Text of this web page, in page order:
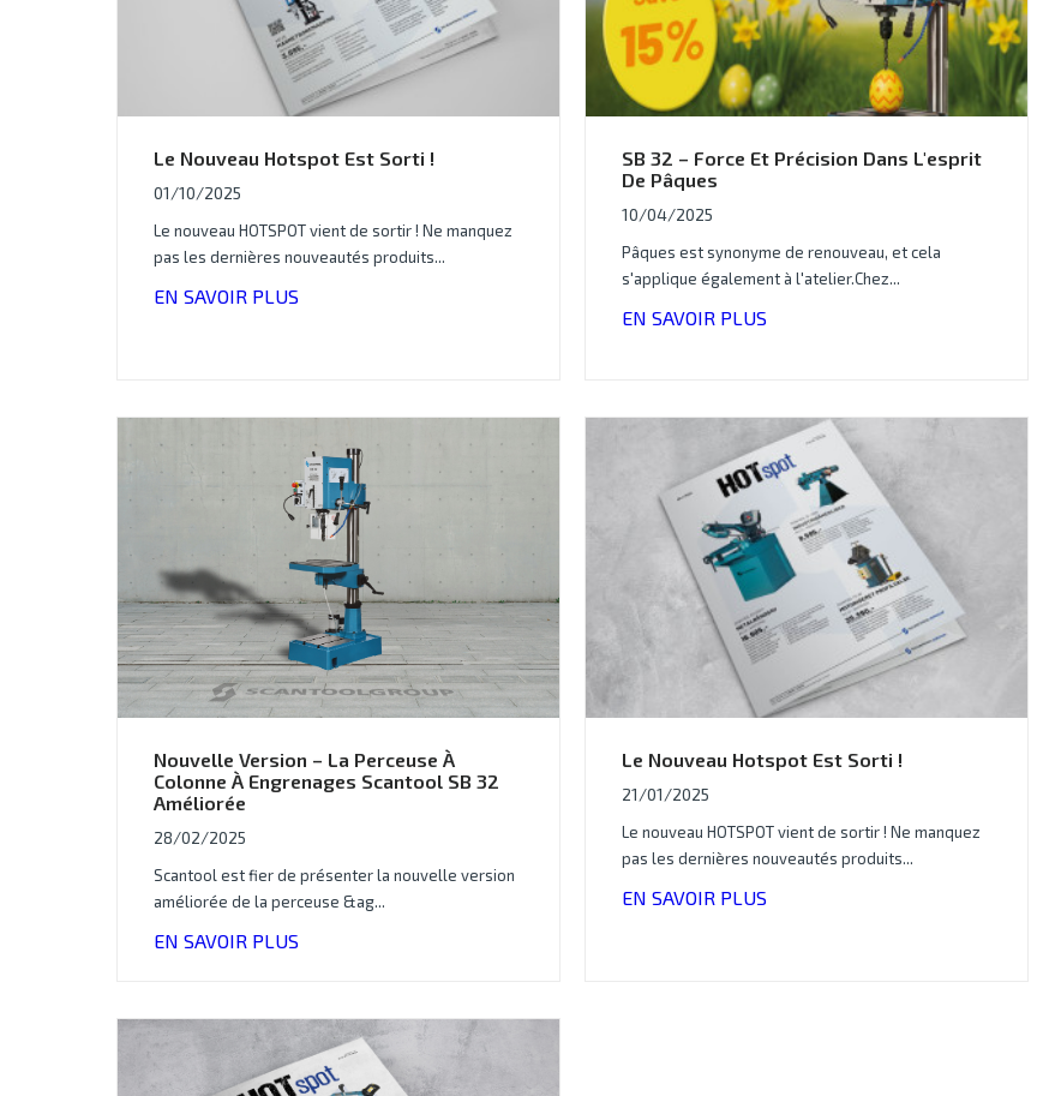
Le Nouveau Hotspot Est Sorti !
01/10/2025
Le nouveau HOTSPOT vient de sortir ! Ne manquez
pas les dernières nouveautés produits...
EN SAVOIR PLUS
SB 32 – Force Et Précision Dans L'esprit
De Pâques
10/04/2025
Pâques est synonyme de renouveau, et cela
s'applique également à l'atelier.Chez...
EN SAVOIR PLUS
Nouvelle Version – La Perceuse À
Colonne À Engrenages Scantool SB 32
Améliorée
28/02/2025
Scantool est fier de présenter la nouvelle version
améliorée de la perceuse &ag...
EN SAVOIR PLUS
Le Nouveau Hotspot Est Sorti !
21/01/2025
Le nouveau HOTSPOT vient de sortir ! Ne manquez
pas les dernières nouveautés produits...
EN SAVOIR PLUS